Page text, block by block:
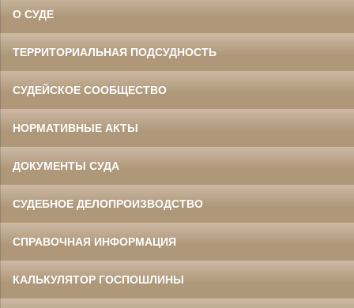
О СУДЕ
ТЕРРИТОРИАЛЬНАЯ ПОДСУДНОСТЬ
СУДЕЙСКОЕ СООБЩЕСТВО
НОРМАТИВНЫЕ АКТЫ
ДОКУМЕНТЫ СУДА
СУДЕБНОЕ ДЕЛОПРОИЗВОДСТВО
СПРАВОЧНАЯ ИНФОРМАЦИЯ
КАЛЬКУЛЯТОР ГОСПОШЛИНЫ